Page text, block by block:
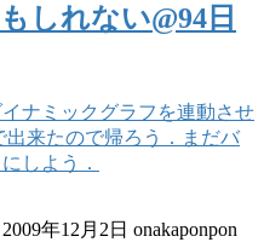
しれない@94日
ナミックグラフを連動させ
来たので帰ろう．まだバ
しよう．
2009年12月2日 onakaponpon